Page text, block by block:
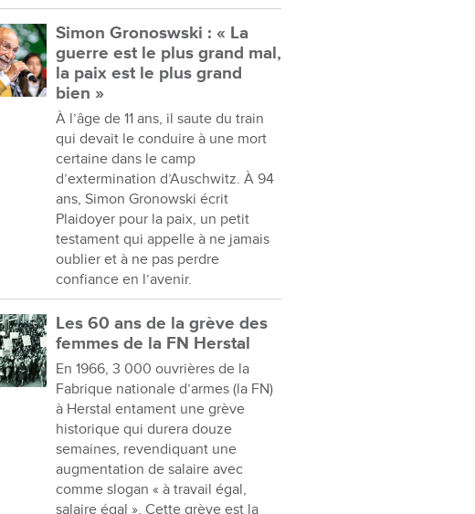
Simon Gronoswski : « La
guerre est le plus grand mal,
la paix est le plus grand
bien »
À l’âge de 11 ans, il saute du train
qui devait le conduire à une mort
certaine dans le camp
d’extermination d’Auschwitz. À 94
ans, Simon Gronowski écrit
Plaidoyer pour la paix, un petit
testament qui appelle à ne jamais
oublier et à ne pas perdre
confiance en l’avenir.
Les 60 ans de la grève des
femmes de la FN Herstal
En 1966, 3 000 ouvrières de la
Fabrique nationale d’armes (la FN)
à Herstal entament une grève
historique qui durera douze
semaines, revendiquant une
augmentation de salaire avec
comme slogan « à travail égal,
salaire égal ». Cette grève est la